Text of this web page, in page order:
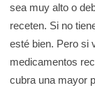
sea muy alto o
receten. Si no
esté bien. Pero si
medicamentos
cubra una mayor